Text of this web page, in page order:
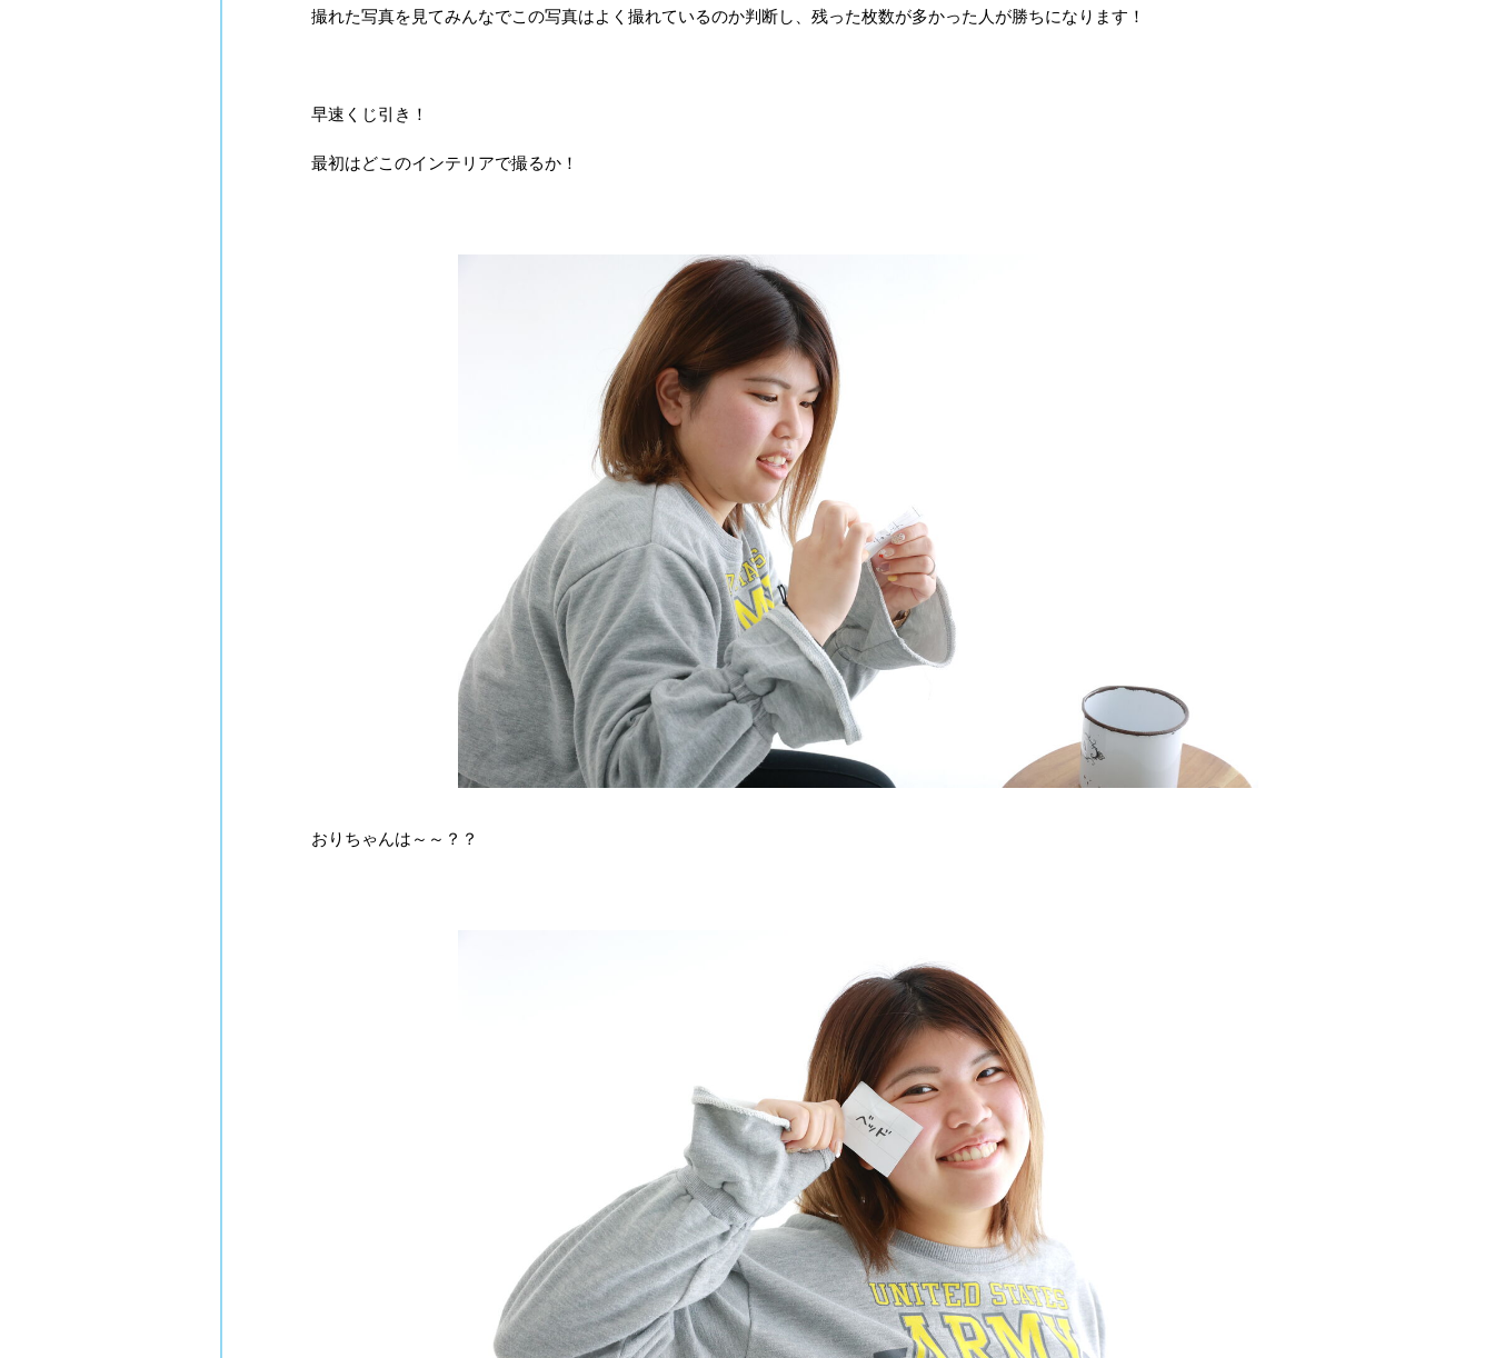
撮れた写真を見てみんなでこの写真はよく撮れているのか判断し、残った枚数が多かった人が勝ちになります！
早速くじ引き！
最初はどこのインテリアで撮るか！
おりちゃんは～～？？